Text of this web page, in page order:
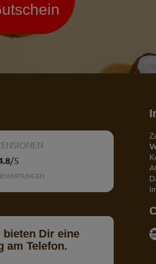
/5
bieten Dir eine
am Telefon.